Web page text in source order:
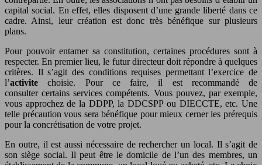
capital social. En effet, elles disposent d’une grande liberté dans ce
cadre. Ainsi, leur création est donc très bénéfique sur plusieurs
plans.
Pour pouvoir entamer sa constitution, certaines procédures sont à
respecter. En premier lieu, le futur directeur doit répondre à quelques
critères. Il s’agit des conditions requises permettant l’exercice de
l’activite choisie. Pour ce faire, il est recommandé de
consulter certains services compétents. Vous pouvez, par exemple,
vous approchez de la DDPP, la DDCSPP ou DIECCTE, etc. Une
telle précaution vous sera bénéfique pour mieux cerner les prérequis
pour la concrétisation de votre projet.
En outre, il est aussi nécessaire de rechercher un local. Il s’agit de
son siège social. Il peut être le domicile de l’un des membres, un